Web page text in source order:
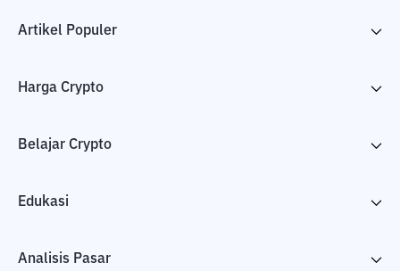
Artikel Populer
Harga Crypto
Belajar Crypto
Edukasi
Analisis Pasar